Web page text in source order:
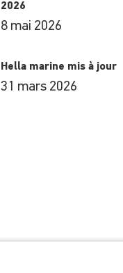
2026
8 mai 2026
Hella marine mis à jour
31 mars 2026